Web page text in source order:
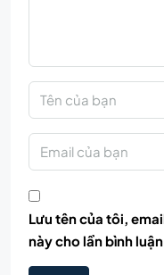
Lưu tên của tôi,
này cho lần bình